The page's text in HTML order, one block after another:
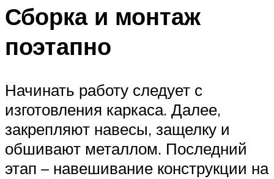
Сборка и монтаж
поэтапно
Начинать работу следует с
изготовления каркаса. Далее,
закрепляют навесы, защелку и
обшивают металлом. Последний
этап – навешивание конструкции на